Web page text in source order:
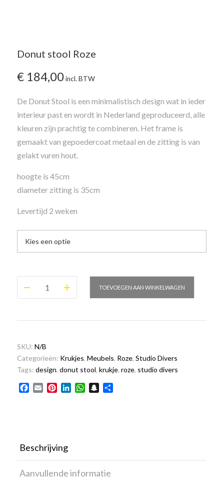
Donut stool Roze
€ 184,00incl. BTW
De Donut Stool is een minimalistisch design wat in ieder
interieur past en wordt in Nederland geproduceerd, alle
kleuren zijn prachtig te combineren. Het frame is
gemaakt van gepoedercoat metaal en de zitting is van
gelakt vuren hout.
hoogte is 45cm
diameter zitting is 35cm
Levertijd 2 weken
TOEVOEGEN AAN WINKELWAGEN
SKU: N/B
Categorieën: Krukjes, Meubels, Roze, Studio Divers
Tags: design, donut stool, krukje, roze, studio divers
Facebook
Email PinterestLinkedInWhatsApp
Snapchat
Beschrijving
Aanvullende informatie